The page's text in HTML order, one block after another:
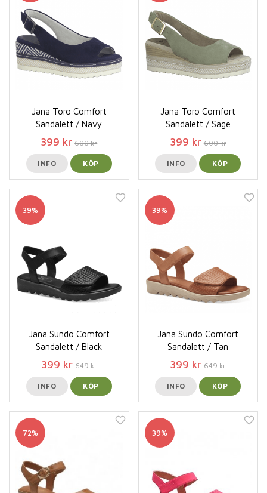
Jana Toro Comfort
Sandalett / Navy
399 kr 600 kr
INFO KÖP
Jana Toro Comfort
Sandalett / Sage
399 kr 600 kr
INFO KÖP
39%
Jana Sundo Comfort
Sandalett / Black
399 kr 649 kr
INFO KÖP
39%
Jana Sundo Comfort
Sandalett / Tan
399 kr 649 kr
INFO KÖP
72% 39%